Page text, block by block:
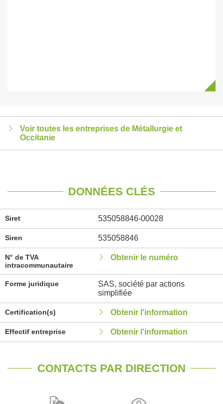
Voir toutes les entreprises de Métallurgie et
Occitanie
DONNÉES CLÉS
Siret 535058846-00028
Siren 535058846
N° de TVA
intracommunautaire
Obtenir le numéro
Forme juridique
SAS, société par actions
simplifiée
Certification(s) Obtenir l'information
Effectif entreprise Obtenir l'information
CONTACTS PAR DIRECTION